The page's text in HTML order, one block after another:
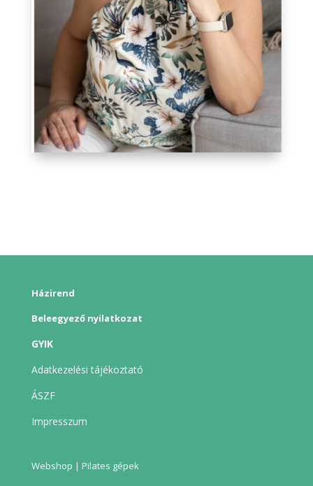
Házirend
Beleegyező nyilatkozat
GYIK
Adatkezelési tájékoztató
ÁSZF
Impresszum
Webshop | Pilates gépek